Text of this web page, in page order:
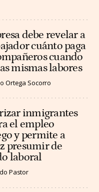
debe revelar a
cuánto paga
cuando
mismas labores
Ortega Socorro
inmigrantes
el empleo
y permite a
presumir de
laboral
Pastor